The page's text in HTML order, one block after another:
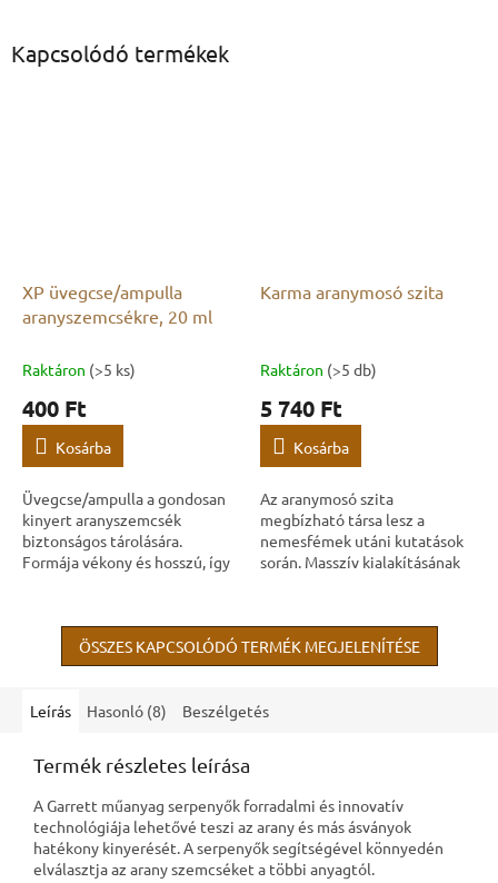
Kapcsolódó termékek
XP üvegcse/ampulla
aranyszemcsékre, 20 ml
Raktáron (>5 ks)
400 Ft
Kosárba
Üvegcse/ampulla a gondosan
kinyert aranyszemcsék
biztonságos tárolására.
Formája vékony és hosszú, így
ampulla űrtartalma...
Karma aranymosó szita
Raktáron (>5 db)
5 740 Ft
Kosárba
Az aranymosó szita
megbízható társa lesz a
nemesfémek utáni kutatások
során. Masszív kialakításának
meg, és megkönnyíti a
munkát...
ÖSSZES KAPCSOLÓDÓ TERMÉK MEGJELENÍTÉSE
Leírás Hasonló (8) Beszélgetés
Termék részletes leírása
A Garrett műanyag serpenyők forradalmi és innovatív
technológiája lehetővé teszi az arany és más ásványok
hatékony kinyerését. A serpenyők segítségével könnyedén
elválasztja az arany szemcséket a többi anyagtól.